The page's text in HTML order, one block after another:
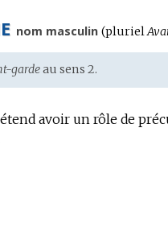
nom masculin (pluriel
gardeau sens 2.
avoir un rôle de